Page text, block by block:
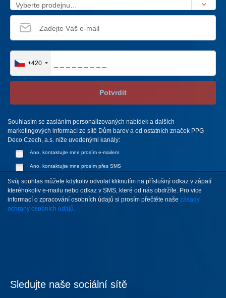
Vyberte prodejnu…
+420
Potvrdit
Souhlasím se zasláním personalizovaných nabídek a dalších
marketingových informací ze sítě Dům barev a od ostatních značek PPG
Deco Czech, a.s. níže uvedenými kanály:
Ano, kontaktujte mne prosím e-mailem
Ano, kontaktujte mne prosím přes SMS
Svůj souhlas můžete kdykoliv odvolat kliknutím na příslušný odkaz v zápatí
kteréhokoliv e-mailu nebo odkaz v SMS, které od nás obdržíte. Pro vice
informací o zpracování osobních údajů si prosím přečtěte naše zásady
ochrany osobních údajů.
Sledujte naše sociální sítě